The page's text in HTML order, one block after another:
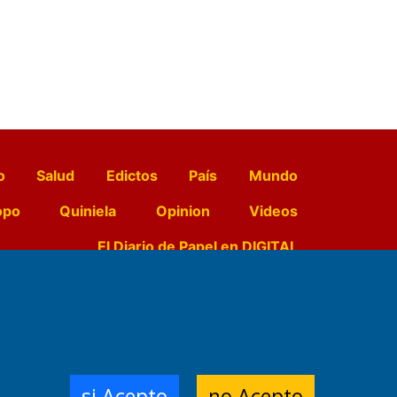
Salud Edictos País
Mundo
Quiniela Opinion
Videos
El Diario de Papel en DIGITAL